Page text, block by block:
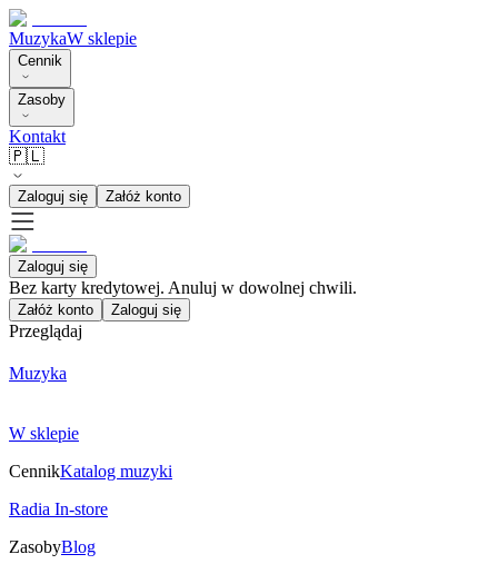
MuzykaW sklepie
Cennik
Zasoby
Kontakt
🇵🇱
Zaloguj się Załóż konto
Zaloguj się
Bez karty kredytowej. Anuluj w dowolnej chwili.
Załóż konto Zaloguj się
Przeglądaj
Muzyka
W sklepie
CennikKatalog muzyki
Radia In-store
ZasobyBlog